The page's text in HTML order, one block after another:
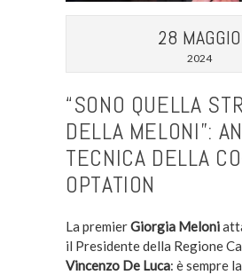
28 MAGGIO
2024
“SONO QUELLA
DELLA MELONI”:
TECNICA DELLA
OPTATION
La premierGiorgia Meloni
il Presidente della Regione
Vincenzo De Luca: è sempre